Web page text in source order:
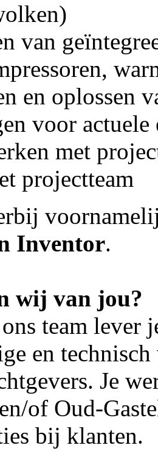
van
en oplossen
voor
met
projectteam
Inventor.
wij van jou?
team lever
en
Je
of Oud-
bij klanten.